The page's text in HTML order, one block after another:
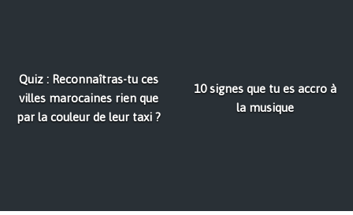
Quiz : Reconnaîtras-tu ces
villes marocaines rien que
par la couleur de leur taxi ?
10 signes que tu es accro à
la musique